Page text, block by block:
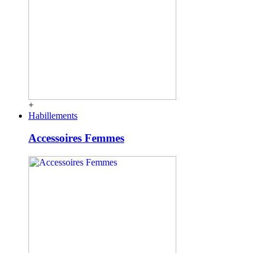
+
Habillements
Accessoires Femmes